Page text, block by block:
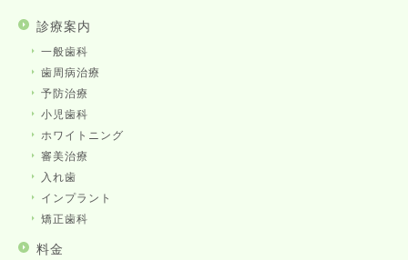
診療案内
一般歯科
歯周病治療
予防治療
小児歯科
ホワイトニング
審美治療
入れ歯
インプラント
矯正歯科
料金